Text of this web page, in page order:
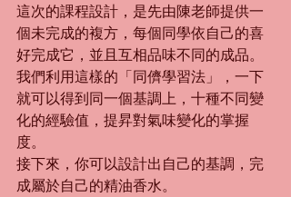
這次的課程設計，是先由陳老師提供一
個未完成的複方，每個同學依自己的喜
好完成它，並且互相品味不同的成品。
我們利用這樣的「同儕學習法」，一下
就可以得到同一個基調上，十種不同變
化的經驗值，提昇對氣味變化的掌握
度。
接下來，你可以設計出自己的基調，完
成屬於自己的精油香水。